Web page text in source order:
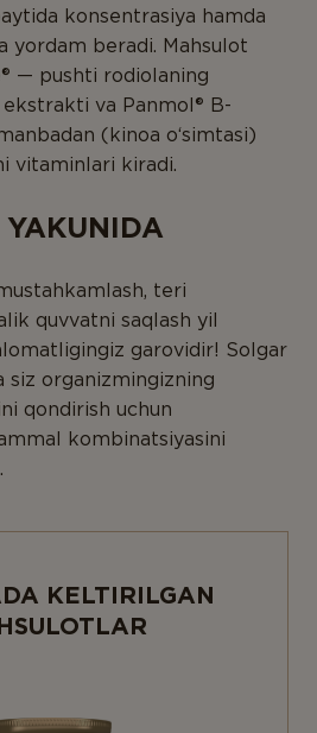
konsentrasiya hamda
yordam beradi. Mahsulot
— pushti rodiolaning
va Panmol® B-
(kinoa o‘simtasi)
vitaminlari kiradi.
teri
quvvatni saqlash yil
garovidir! Solgar
siz organizmingizning
qondirish uchun
kombinatsiyasini
KELTIRILGAN